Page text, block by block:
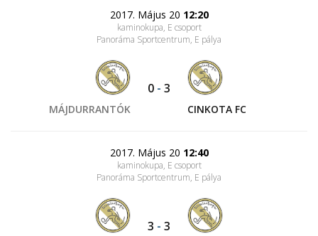
2017. Május 20 12:20
kaminokupa, E csoport
Panoráma Sportcentrum, E pálya
MÁJDURRANTÓK
0 - 3
CINKOTA FC
2017. Május 20 12:40
kaminokupa, E csoport
Panoráma Sportcentrum, E pálya
3 - 3